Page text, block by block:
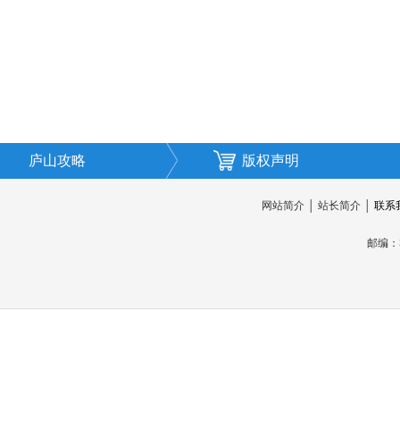
庐山攻略 版权声明
网站简介│ 站长简介│ 联系
邮编